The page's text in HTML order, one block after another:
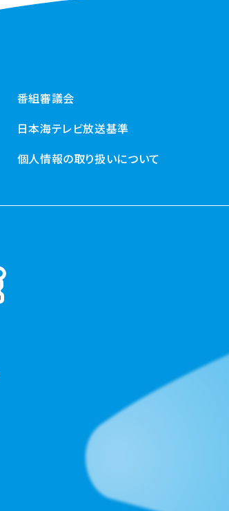
番組審議会
日本海テレビ放送基準
個人情報の取り扱いについて